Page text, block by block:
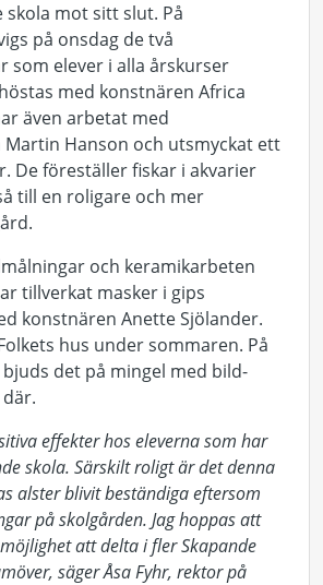
skola mot sitt slut. På
på onsdag de två
som elever i alla årskurser
med konstnären Africa
även arbetat med
Hanson och utsmyckat ett
De föreställer fiskar i akvarier
till en roligare och mer
och keramikarbeten
tillverkat masker i gips
konstnären Anette Sjölander.
hus under sommaren. På
det på mingel med bild-
effekter hos eleverna som har
skola. Särskilt roligt är det denna
alster blivit beständiga eftersom
på skolgården. Jag hoppas att
att delta i fler Skapande
säger Åsa Fyhr, rektor på